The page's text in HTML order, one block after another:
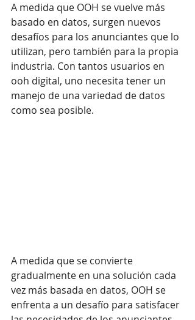
A medida que OOH se vuelve más
basado en datos, surgen nuevos
desafíos para los anunciantes que lo
utilizan, pero también para la propia
industria. Con tantos usuarios en
ooh digital, uno necesita tener un
manejo de una variedad de datos
como sea posible.
A medida que se convierte
gradualmente en una solución cada
vez más basada en datos, OOH se
enfrenta a un desafío para satisfacer